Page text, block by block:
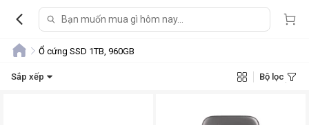
Ổ cứng SSD 1TB, 960GB
Sắp xếp Bộ lọc